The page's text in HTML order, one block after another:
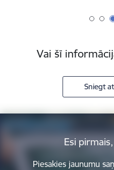
Vai šī
Sniegt
Esi
Piesakies jaunumu